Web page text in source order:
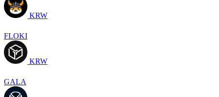
KRW
FLOKI
KRW
GALA